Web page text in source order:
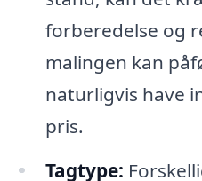
forberedelse og
malingen kan
naturligvis have
pris.
Tagtype: